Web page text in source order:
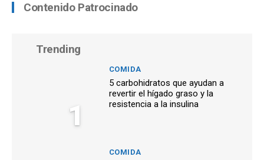
Contenido Patrocinado
Trending
1
COMIDA
5 carbohidratos que ayudan a
revertir el hígado graso y la
resistencia a la insulina
COMIDA